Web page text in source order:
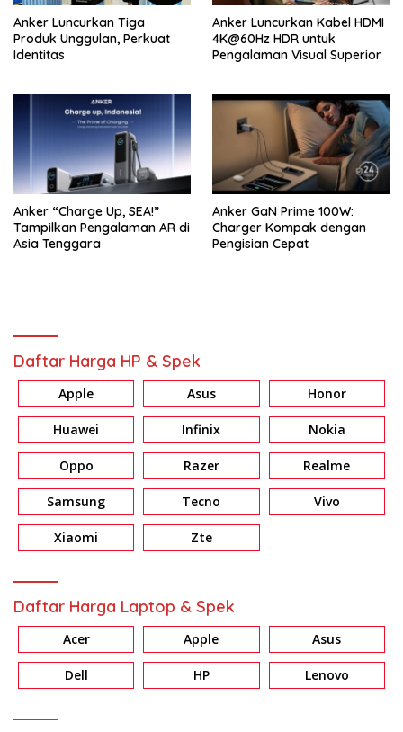
Anker Luncurkan Tiga
Produk Unggulan, Perkuat
Identitas
Anker Luncurkan Kabel HDMI
4K@60Hz HDR untuk
Pengalaman Visual Superior
Anker “Charge Up, SEA!”
Tampilkan Pengalaman AR di
Asia Tenggara
Anker GaN Prime 100W:
Charger Kompak dengan
Pengisian Cepat
Daftar Harga HP & Spek
Apple Asus Honor
Huawei Infinix Nokia
Oppo Razer Realme
Samsung Tecno Vivo
Xiaomi Zte
Daftar Harga Laptop & Spek
Acer Apple Asus
Dell HP Lenovo